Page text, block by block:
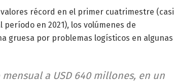
récord en el primer cuatrimestre (casi
período en 2021), los volúmenes de
gruesa por problemas logísticos en algunas
a USD 640 millones, en un